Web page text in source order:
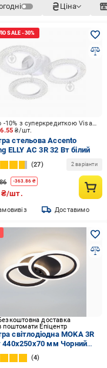
Ціна
₴/шт.
До -10% з суперкредиткою Visa Вигода
стельова Accento
ELLY AC 3R 32 Вт білий
27 2 варіанти
-363.86₴
₴/шт.
Доставимо
доставка
поштомати Епіцентр
світлодіодна MOKA 3R
440x250x70 мм Чорний
4